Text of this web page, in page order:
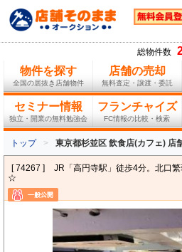
総物件数
物件を探す
全国の居抜き店舗物件
店舗の売却
無料査定・譲渡・委託
セミナー情報
独立・開業の無料勉強会
フランチャイズ
FC情報の比較・検索
トップ 東京都杉並区 飲食店(カフェ) 店
[ 74267 ]
JR「高円寺駅」徒歩4分。北口
☆